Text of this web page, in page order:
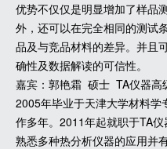
优势不仅仅是明显增加了样品
外，还可以在完全相同的测试
品及与竞品材料的差异。并且
确性及数据解读的可信性。
嘉宾：郭艳霜 硕士 TA仪器高
2005年毕业于天津大学材料学
作多年。2011年起就职于TA
熟悉多种热分析仪器的应用并